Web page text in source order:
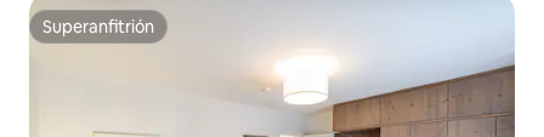
Superanfitrión
Superanfitrión